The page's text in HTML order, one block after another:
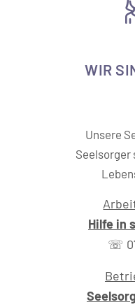
WIR
Unsere
Seelsorger
Hilfe in
☏